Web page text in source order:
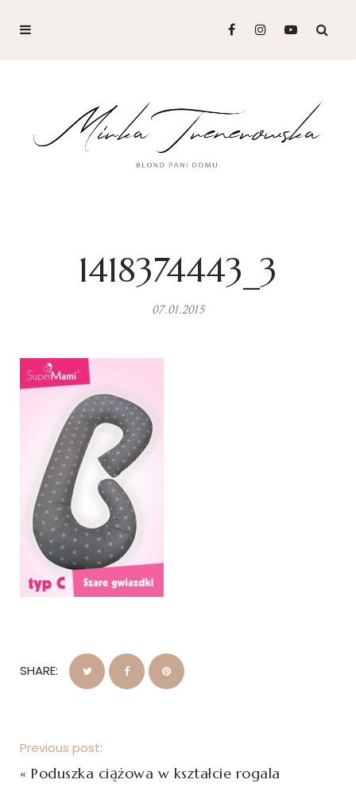
1418374443_3
07.01.2015
SHARE:
Previous post:
« Poduszka ciążowa w kształcie rogala